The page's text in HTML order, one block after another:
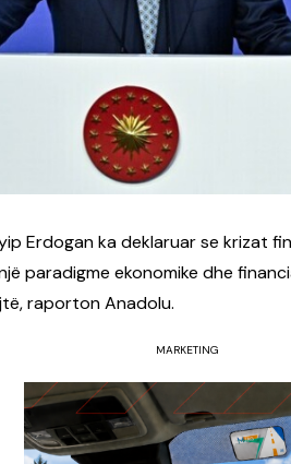
Erdogan ka deklaruar se krizat
paradigme ekonomike dhe
raporton Anadolu.
MARKETING